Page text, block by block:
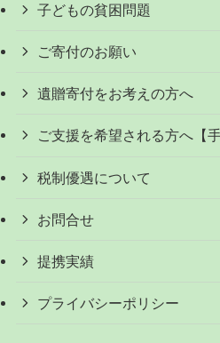
子どもの貧困問題
ご寄付のお願い
遺贈寄付をお考えの方へ
ご支援を希望される方へ【
税制優遇について
お問合せ
提携実績
プライバシーポリシー